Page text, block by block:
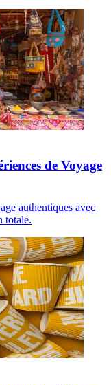
de Voyage
authentiques avec
totale.